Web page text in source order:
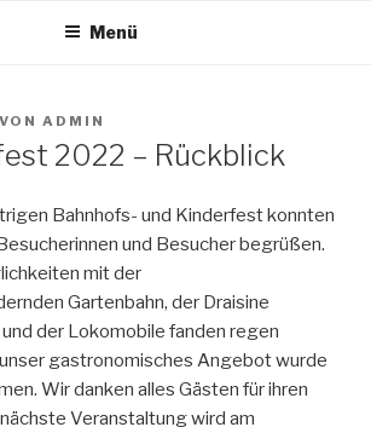
Menü
VON ADMIN
2022 – Rückblick
Bahnhofs- und Kinderfest konnten
und Besucher begrüßen.
mit der
Gartenbahn, der Draisine
der Lokomobile fanden regen
gastronomisches Angebot wurde
Wir danken alles Gästen für ihren
Veranstaltung wird am